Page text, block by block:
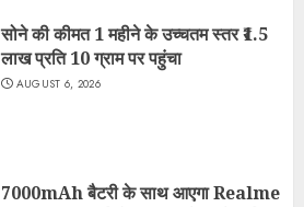
सोने की कीमत 1 महीने के उच्चतम स्तर ₹1.5
लाख प्रति 10 ग्राम पर पहुंचा
AUGUST 6, 2026
7000mAh बैटरी के साथ आएगा Realme